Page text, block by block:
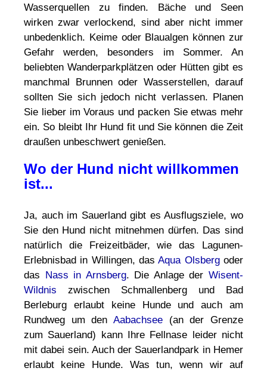
Wasserquellen zu finden. Bäche und Seen
wirken zwar verlockend, sind aber nicht immer
unbedenklich. Keime oder Blaualgen können zur
Gefahr werden, besonders im Sommer. An
beliebten Wanderparkplätzen oder Hütten gibt es
manchmal Brunnen oder Wasserstellen, darauf
sollten Sie sich jedoch nicht verlassen. Planen
Sie lieber im Voraus und packen Sie etwas mehr
ein. So bleibt Ihr Hund fit und Sie können die Zeit
draußen unbeschwert genießen.
Wo der Hund nicht willkommen
ist...
Ja, auch im Sauerland gibt es Ausflugsziele, wo
Sie den Hund nicht mitnehmen dürfen. Das sind
natürlich die Freizeitbäder, wie das Lagunen-
Erlebnisbad in Willingen, dasAqua Olsbergoder
das Nass in Arnsberg. Die Anlage derWisent-
Wildnis zwischen Schmallenberg und Bad
Berleburg erlaubt keine Hunde und auch am
Rundweg um den Aabachsee (an der Grenze
zum Sauerland) kann Ihre Fellnase leider nicht
mit dabei sein. Auch der Sauerlandpark in Hemer
erlaubt keine Hunde. Was tun, wenn wir auf